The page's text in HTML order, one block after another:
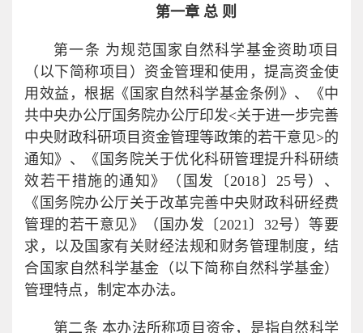
第一章 总 则
第一条 为规范国家自然科学基金资助项目
（以下简称项目）资金管理和使用，提高资金使
用效益，根据《国家自然科学基金条例》、《中
共中央办公厅国务院办公厅印发<关于进一步完善
中央财政科研项目资金管理等政策的若干意见>的
通知》、《国务院关于优化科研管理提升科研绩
效若干措施的通知》（国发〔2018〕25号）、
《国务院办公厅关于改革完善中央财政科研经费
管理的若干意见》（国办发〔2021〕32号）等要
求，以及国家有关财经法规和财务管理制度，结
合国家自然科学基金（以下简称自然科学基金）
管理特点，制定本办法。
第二条 本办法所称项目资金，是指自然科学